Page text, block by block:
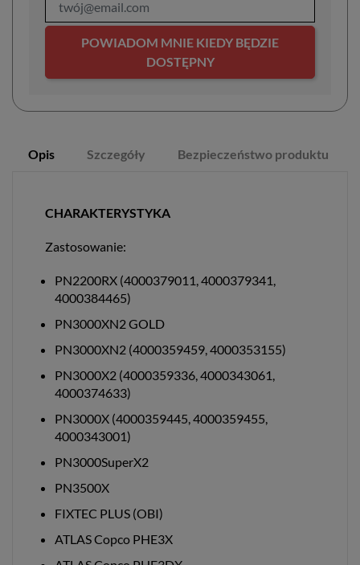
POWIADOM MNIE KIEDY BĘDZIE
DOSTĘPNY
Opis Szczegóły Bezpieczeństwo produktu
CHARAKTERYSTYKA
Zastosowanie:
PN2200RX (4000379011, 4000379341,
4000384465)
PN3000XN2 GOLD
PN3000XN2 (4000359459, 4000353155)
PN3000X2 (4000359336, 4000343061,
4000374633)
PN3000X (4000359445, 4000359455,
4000343001)
PN3000SuperX2
PN3500X
FIXTEC PLUS (OBI)
ATLAS Copco PHE3X